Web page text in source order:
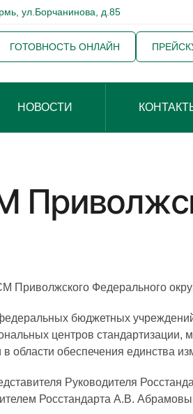
ул.Борчанинова, д.85
ГОТОВНОСТЬ ОНЛАЙН
НОВОСТИ
Федерального
бюджетных
центров
области обеспечения единства
Руководителя
Росстандарта А.В.